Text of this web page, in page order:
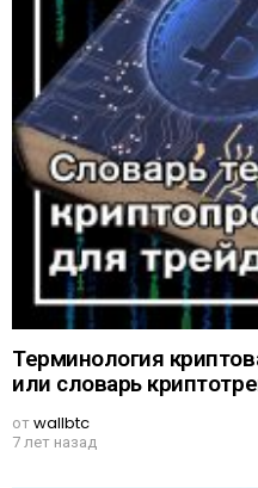
Терминология
или словарь
отwallbtc
7 лет назад